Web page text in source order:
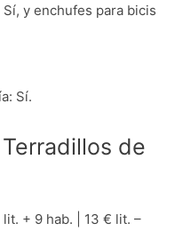
y enchufes para bicis
Sí.
de
lit. + 9 hab. | 13 € lit. –